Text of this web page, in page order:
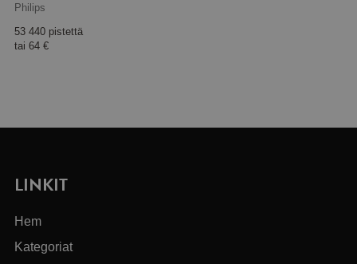
Philips
53 440 pistettä
tai 64 €
LINKIT
Hem
Kategoriat